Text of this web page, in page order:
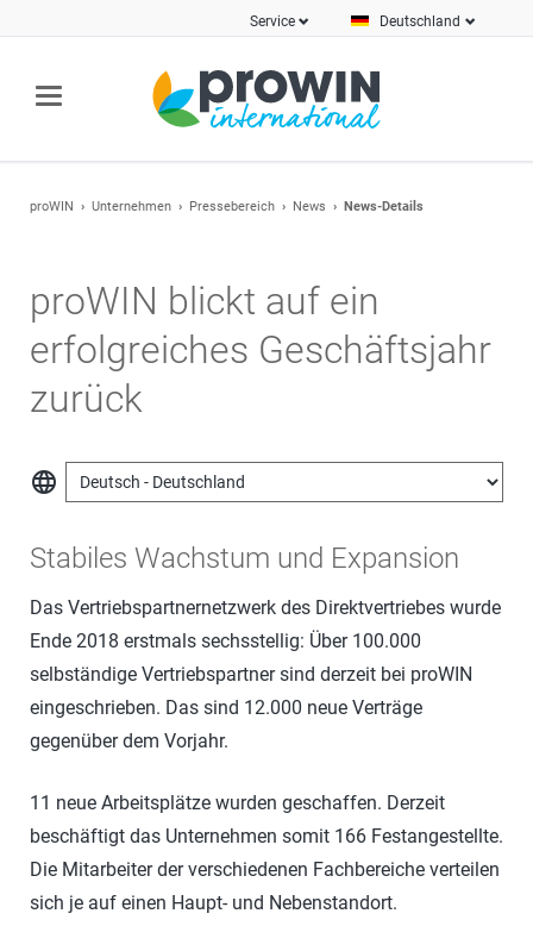
Deutschland
Service
proWIN Unternehmen Pressebereich News News-Details
proWIN blickt auf ein
erfolgreiches Geschäftsjahr
zurück
language
Stabiles Wachstum und Expansion
Das Vertriebspartnernetzwerk des Direktvertriebes wurde
Ende 2018 erstmals sechsstellig: Über 100.000
selbständige Vertriebspartner sind derzeit bei proWIN
eingeschrieben. Das sind 12.000 neue Verträge
gegenüber dem Vorjahr.
11 neue Arbeitsplätze wurden geschaffen. Derzeit
beschäftigt das Unternehmen somit 166 Festangestellte.
Die Mitarbeiter der verschiedenen Fachbereiche verteilen
sich je auf einen Haupt- und Nebenstandort.